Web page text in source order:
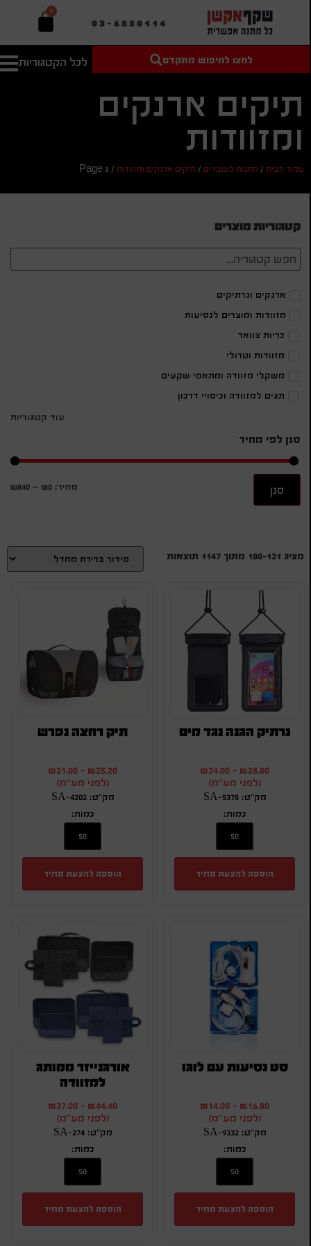
03-6850114
0
לכל הקטגוריות
טקסט חופשי
מחיר מיני'
מחיר מקס'
לחצו לחיפוש מתקדם
תיקים ארנקים
ומזוודות
עמוד הבית/ מתנות לעובדים/ תיקים ארנקים ומזוודות/
Page 3
קטגוריות מוצרים
ארנקים ונרתיקים
מזוודות ומוצרים לנסיעות
כריות צוואר
מזוודות וטרולי
משקלי מזוודה ומתאמי שקעים
תגים למזוודה וכיסויי דרכון
עוד קטגוריות
סנן לפי מחיר
סנן מחיר: ₪0
—
₪840
מציג 121–180 מתוך 1147 תוצאות
נרתיק הגנה נגד מים
₪28.80
-
₪24.00
(לפני מע"מ)
מק"ט: SA-5378
כמות:
הוספה להצעת מחיר
תיק רחצה נפרש
₪25.20
-
₪21.00
(לפני מע"מ)
מק"ט: SA-4202
כמות:
הוספה להצעת מחיר
סט נסיעות עם לוגו
₪16.80
-
₪14.00
(לפני מע"מ)
מק"ט: SA-9332
כמות:
הוספה להצעת מחיר
אורגנייזר ממותג
למזוודה
₪44.40
-
₪37.00
(לפני מע"מ)
מק"ט: SA-274
כמות:
הוספה להצעת מחיר